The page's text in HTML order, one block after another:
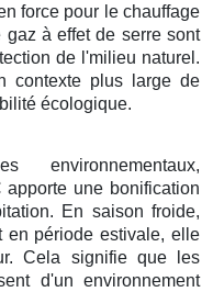
force pour le chauffage
à effet de serre sont
de l'milieu naturel.
contexte plus large de
écologique.
une bonification
En saison froide,
en période estivale, elle
Cela signifie que les
d'un environnement